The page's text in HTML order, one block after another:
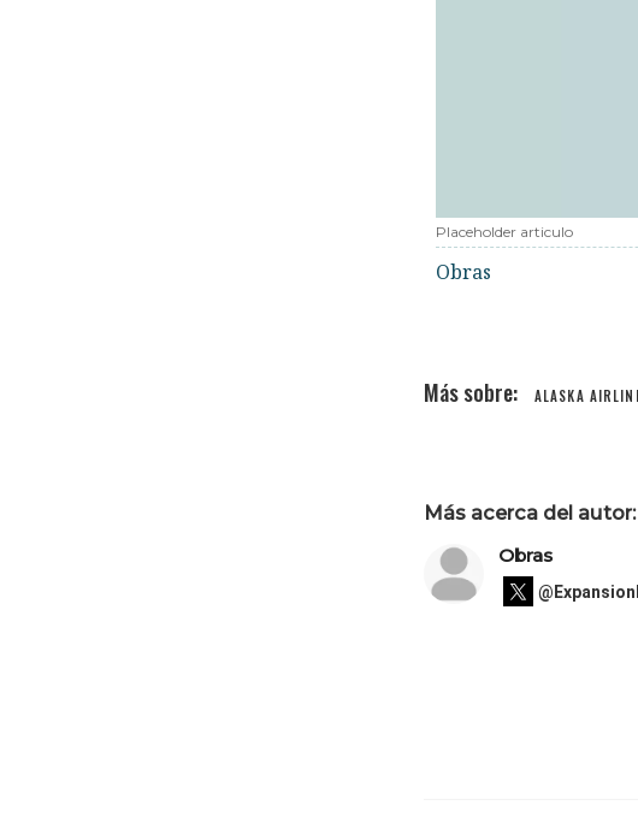
Placeholder articulo
Obras
ALASKA
Más acerca del autor:
Obras